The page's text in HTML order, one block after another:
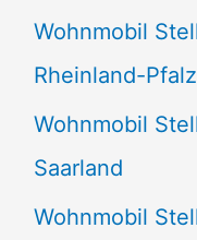
Wohnmobil
Rheinland-Pfalz
Wohnmobil
Saarland
Wohnmobil